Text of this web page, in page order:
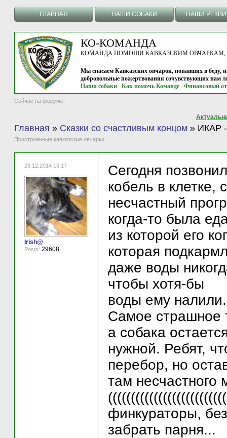
ГЛАВНАЯ НАШИ СОБАКИ НАШИ
КО-КОМАНДА
КОМАНДА ПОМОЩИ КАВКАЗСКИМ ОВЧАРКАМ, г.
Мы спасаем Кавказских овчарок, попавших в беду,
добровольные пожертвования сочувствующих нам
Наши собаки
Как помочь Команде Финансовый
Сейчас на форуме:
Главная » Сказки со счастливым концом » ИКАР
Пристроенные кавказские овчарки
29.12.2014 15:17
Irish@
Posts: 29608
Сегодня
кобель в клетке,
несчастный
когда-то была
из которой его
которая
даже воды
чтобы хотя-бы
воды ему
Самое страшное
а собака
нужной. Ребят,
перебор, но
там несчастного
финкураторы,
забрать парня...